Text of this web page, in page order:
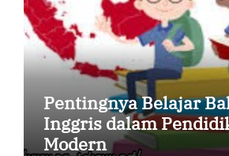
Pentingnya Belajar
Inggris dalam
Modern